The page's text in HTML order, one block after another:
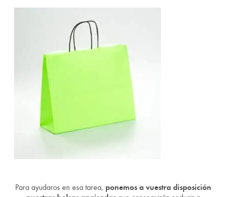
Para ayudaros en esa tarea, ponemos a vuestra disposición